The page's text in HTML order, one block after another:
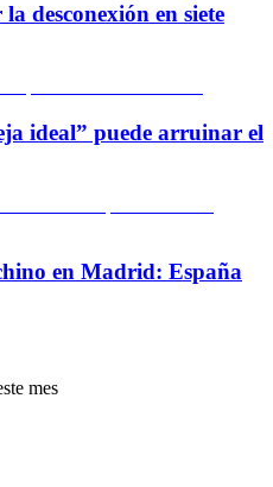
desconexión en siete
ideal” puede arruinar el
en Madrid: España
mes